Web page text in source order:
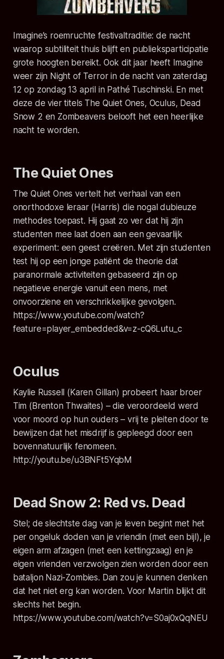
Imagine’s roemruchte festivaltraditie: de nacht
waarop subtiliteit thuis blijft en publieksparticipatie
grote hoogten bereikt. Ook dit jaar heeft Imagine
weer zijn Night of Terror in de nacht van zaterdag
12 op zondag 13 april in Pathé Tuschinski. En met
deze de vier titels The Quiet Ones, Oculus, Dead
Snow 2 en Zombeavers belooft het een heerlijke
nacht te worden.
The Quiet Ones
The Quiet Ones vertelt het verhaal van een
onorthodoxe leraar (Harris) die nogal dubieuze
methodes toepast. Hij gaat zo ver dat hij zijn
studenten mee laat doen aan een gevaarlijk
experiment: een geest creëren. Met zijn studenten
test hij op een jonge patiënt de theorie dat
paranormale activiteiten gebaseerd zijn op
negatieve energie vanuit een mens, met
onvoorziene en verschrikkelijke gevolgen.
https://www.youtube.com/watch?
feature=player_embedded&v=z-cQ6Lutu_c
Oculus
Kaylie Russell (Karen Gillan) probeert haar broer
Tim (Brenton Thwaites) – die veroordeeld werd
voor moord op hun ouders – vrij te pleiten door te
bewijzen dat het misdrijf is gepleegd door een
bovennatuurlijk fenomeen.
http://youtu.be/u3BNFt5YqbM
Dead Snow 2: Red vs. Dead
Stel; de slechtste dag van je leven begint met het
per ongeluk doden van je vriendin (met een bijl), je
eigen arm afzagen (met een kettingzaag) en je
eigen vrienden verzwolgen zien worden door een
bataljon Nazi-Zombies. Dan zou je kunnen denken
dat het niet erg kan worden. Voor Martin blijkt dit
slechts het begin.
https://www.youtube.com/watch?v=S0aj0xQqNEU